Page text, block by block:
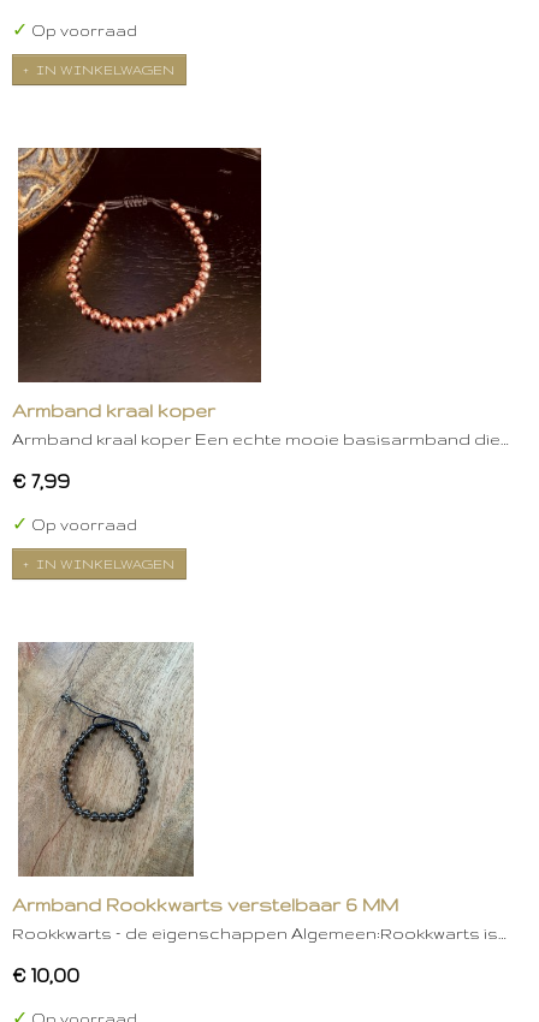
✓ Op voorraad
IN WINKELWAGEN
Armband kraal koper
Armband kraal koper Een echte mooie basisarmband die…
€ 7,99
✓ Op voorraad
IN WINKELWAGEN
Armband Rookkwarts verstelbaar 6 MM
Rookkwarts – de eigenschappen Algemeen:Rookkwarts is…
€ 10,00